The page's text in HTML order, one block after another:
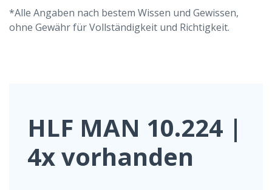
*Alle Angaben nach bestem Wissen und Gewissen,
ohne Gewähr für Vollständigkeit und Richtigkeit.
HLF MAN 10.224 |
4x vorhanden